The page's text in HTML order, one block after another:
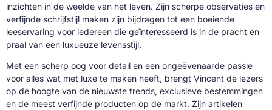
inzichten in de weelde van het leven. Zijn scherpe observaties en
verfijnde schrijfstijl maken zijn bijdragen tot een boeiende
leeservaring voor iedereen die geïnteresseerd is in de pracht en
praal van een luxueuze levensstijl.
Met een scherp oog voor detail en een ongeëvenaarde passie
voor alles wat met luxe te maken heeft, brengt Vincent de lezers
op de hoogte van de nieuwste trends, exclusieve bestemmingen
en de meest verfijnde producten op de markt. Zijn artikelen